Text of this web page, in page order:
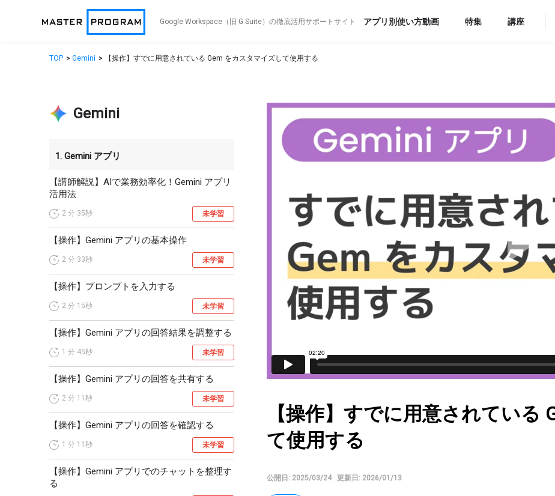
Google Workspace（旧 G Suite）の徹底活用サポートサイト アプリ別使い方動画 特集 講座
TOP Gemini 【操作】すでに用意されている Gem をカスタマイズして使用する
Gemini
1. Gemini アプリ
【講師解説】AIで業務効率化！Gemini アプリ
活用法
2 分 35秒 未学習
【操作】Gemini アプリの基本操作
2 分 33秒 未学習
【操作】プロンプトを入力する
2 分 15秒 未学習
【操作】Gemini アプリの回答結果を調整する
1 分 45秒 未学習
【操作】Gemini アプリの回答を共有する
2 分 11秒 未学習
【操作】Gemini アプリの回答を確認する
1 分 11秒 未学習
【操作】Gemini アプリでのチャットを整理す
る
【操作】すでに用意されている
て使用する
公開日: 2025/03/24 更新日: 2026/01/13